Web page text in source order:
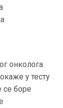
онколога
у тесту
се боре